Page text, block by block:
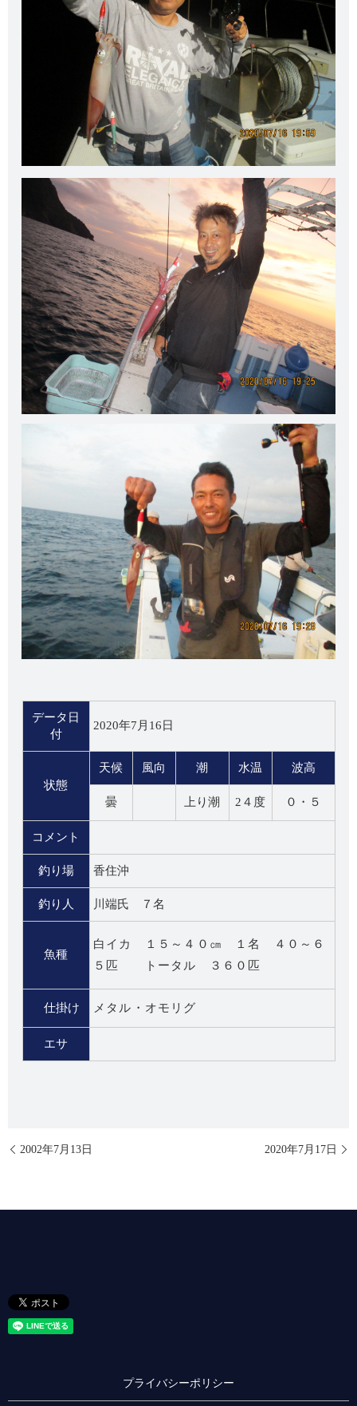
データ日
付
2020年7月16日
状態
天候 風向 潮 水温 波高
曇 上り潮 2４度 ０・５
コメント
釣り場 香住沖
釣り人 川端氏 ７名
魚種
白イカ １５～４０㎝ １名 ４０～６
５匹 トータル ３６０匹
仕掛け メタル・オモリグ
エサ
2002年7月13日 2020年7月17日
プライバシーポリシー